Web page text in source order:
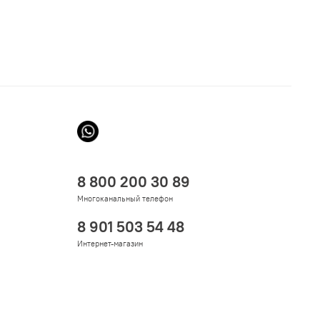
8 800 200 30 89
Многоканальный телефон
8 901 503 54 48
Интернет-магазин